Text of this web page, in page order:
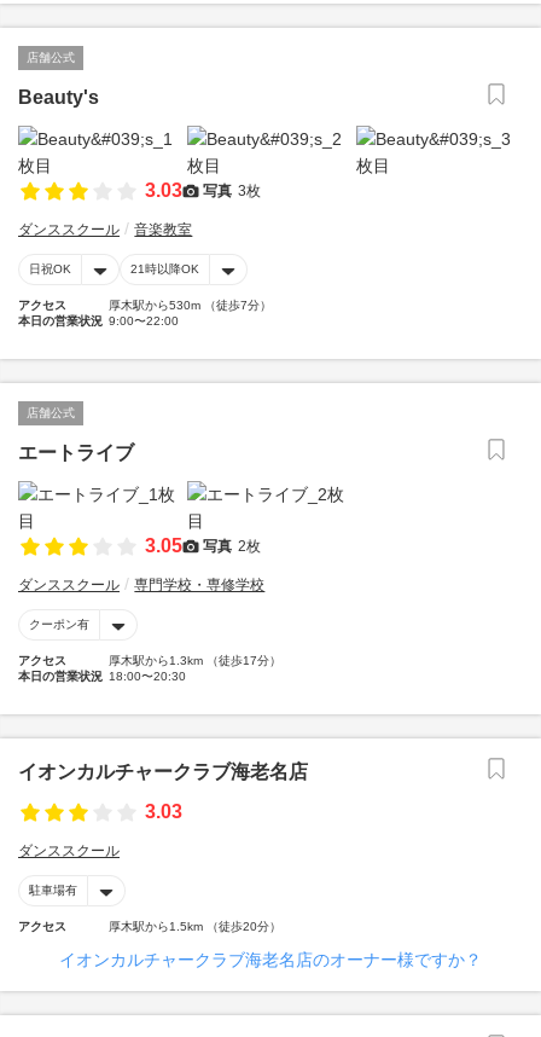
店舗公式
Beauty's
3.03 写真 3枚
ダンススクール 音楽教室
日祝OK 21時以降OK
アクセス
厚木駅から530m （徒歩7分）
本日の営業状況 9:00〜22:00
店舗公式
エートライブ
3.05 写真 2枚
ダンススクール 専門学校・専修学校
クーポン有
アクセス
厚木駅から1.3km （徒歩17分）
本日の営業状況 18:00〜20:30
イオンカルチャークラブ海老名店
3.03
ダンススクール
駐車場有
アクセス 厚木駅から1.5km （徒歩20分）
イオンカルチャークラブ海老名店のオーナー様ですか？